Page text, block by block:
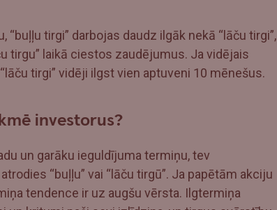
“buļļu tirgi” darbojas daudz ilgāk nekā “lāču tirgi”,
tirgu” laikā ciestos zaudējumus. Ja vidējais
tirgi” vidēji ilgst vien aptuveni 10 mēnešus.
investorus?
un garāku ieguldījuma termiņu, tev
“buļļu” vai “lāču tirgū”. Ja papētām akciju
tendence ir uz augšu vērsta. Ilgtermiņa